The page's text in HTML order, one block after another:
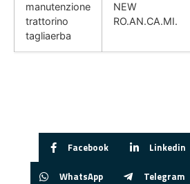
manutenzione
trattorino
tagliaerba
NEW
RO.AN.CA.MI.
Facebook Linkedin
WhatsApp Telegram